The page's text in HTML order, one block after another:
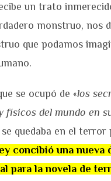
un trato
monstruo, nos
que podamos
se ocupó de «los
físicos del mundo en
se quedaba en el terror
concibió una nueva
para la novela de